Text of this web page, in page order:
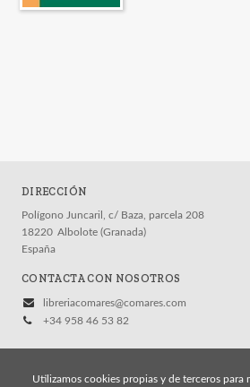
DIRECCIÓN
Polígono Juncaril, c/ Baza, parcela 208
18220 Albolote (Granada)
España
CONTACTA CON NOSOTROS
libreriacomares@comares.com
+34 958 46 53 82
Utilizamos cookies propias y de terceros para